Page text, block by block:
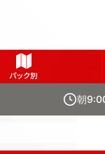
パック別
朝